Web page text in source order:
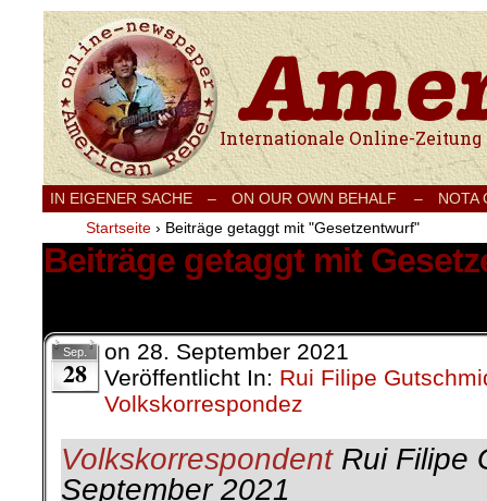
Internationale Onlinezeitung für Frieden,
IN EIGENER SACHE – ON OUR OWN BEHALF –
NOTA
Startseite › Beiträge getaggt mit "Gesetzentwurf"
Beiträge getaggt mit
Sep.
28
on 28. September 2021
Veröffentlicht In: Rui Filipe
Volkskorrespondez
VolkskorrespondentRui Filipe
September 2021